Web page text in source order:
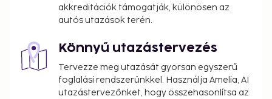
Early check-in fee: EUR 45.00 (subject to
Late check-out fee: EUR 45 (subject to
availability)
Crib (infant bed) fee: EUR 15.00 per day
Rollaway bed fee: EUR 20.00 per day
akkreditációk támogatják, különösen az
autós utazások terén.
Könnyű utazástervezés
Tervezze meg utazását gyorsan egyszerű
foglalási rendszerünkkel. Használja Amelia, AI
utazástervezőnket, hogy összehasonlítsa az